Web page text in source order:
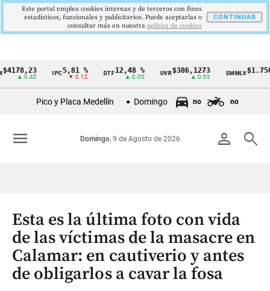
Cintillo
Colombia
IPC 5,81 %
▼ 0.12
DTF 12,48 %
▲ 0.05
UVR $386,1273
▲ 0.03
SMMLV$1.750.905
Pico y Placa Medellín Domingo no no
person search
Domingo, 9 de Agosto de 2026
menu
Esta es la última foto con vida
de las víctimas de la masacre en
Calamar: en cautiverio y antes
de obligarlos a cavar la fosa
Este portal emplea cookies internas y de terceros con fines
estadísticos, funcionales y publicitarios. Puede aceptarlas o
consultar más en nuestra politica de cookies
CONTINUAR